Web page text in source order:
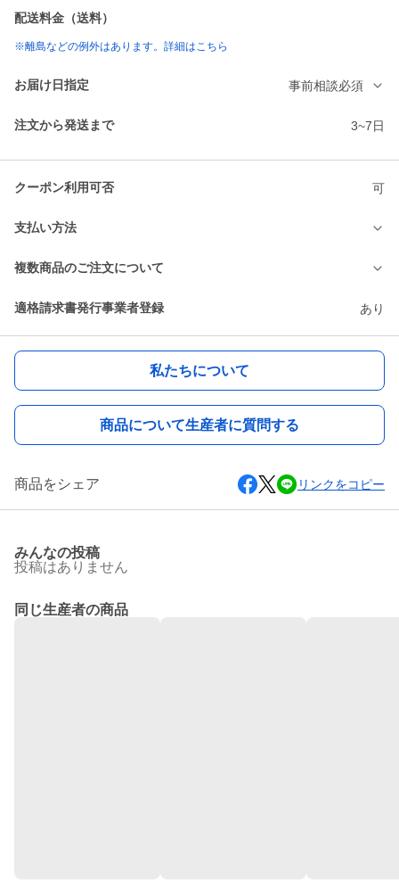
配送料金（送料）
※離島などの例外はあります。詳細はこちら
お届け日指定 事前相談必須
注文から発送まで 3~7日
クーポン利用可否 可
支払い方法
複数商品のご注文について
適格請求書発行事業者登録 あり
私たちについて
商品について生産者に質問する
商品をシェア リンクをコピー
みんなの投稿
投稿はありません
同じ生産者の商品